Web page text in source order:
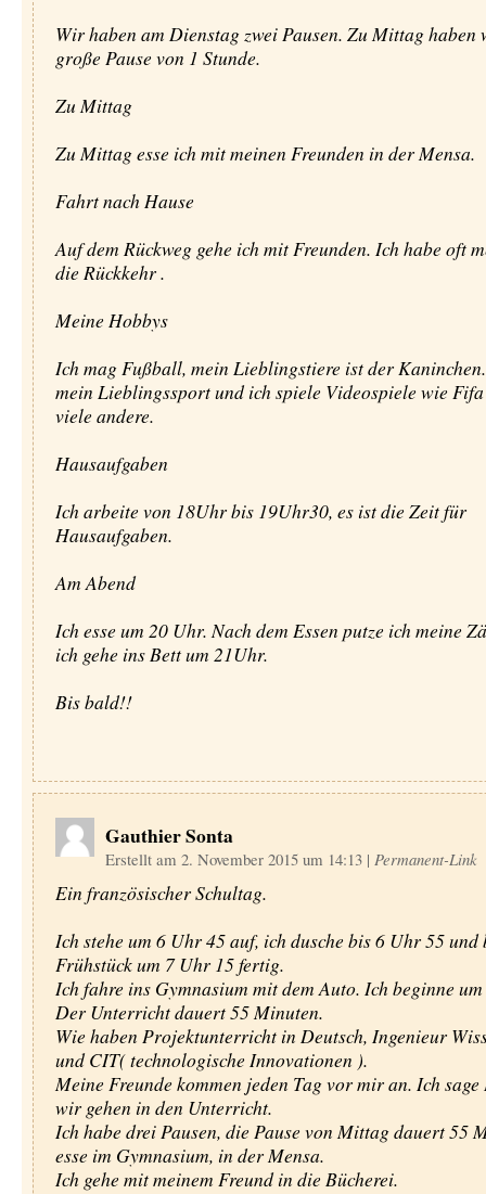
Wir haben am Dienstag zwei Pausen. Zu Mittag haben
große Pause von 1 Stunde.
Zu Mittag
Zu Mittag esse ich mit meinen Freunden in der Mensa.
Fahrt nach Hause
Auf dem Rückweg gehe ich mit Freunden. Ich habe oft
die Rückkehr .
Meine Hobbys
Ich mag Fußball, mein Lieblingstiere ist der
mein Lieblingssport und ich spiele Videospiele wie
viele andere.
Hausaufgaben
Ich arbeite von 18Uhr bis 19Uhr30, es ist die Zeit für
Hausaufgaben.
Am Abend
Ich esse um 20 Uhr. Nach dem Essen putze ich meine
ich gehe ins Bett um 21Uhr.
Bis bald!!
Gauthier Sonta
Erstellt am 2. November 2015 um 14:13 | Permanent-Link
Ein französischer Schultag.
Ich stehe um 6 Uhr 45 auf, ich dusche bis 6 Uhr 55 und
Frühstück um 7 Uhr 15 fertig.
Ich fahre ins Gymnasium mit dem Auto. Ich beginne
Der Unterricht dauert 55 Minuten.
Wie haben Projektunterricht in Deutsch, Ingenieur
und CIT( technologische Innovationen ).
Meine Freunde kommen jeden Tag vor mir an. Ich
wir gehen in den Unterricht.
Ich habe drei Pausen, die Pause von Mittag dauert 55
esse im Gymnasium, in der Mensa.
Ich gehe mit meinem Freund in die Bücherei.